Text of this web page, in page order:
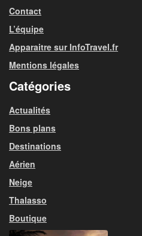
Contact
L’équipe
Apparaitre sur InfoTravel.fr
Mentions légales
Catégories
Actualités
Bons plans
Destinations
Aérien
Neige
Thalasso
Boutique